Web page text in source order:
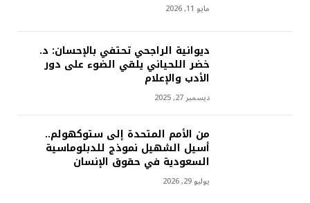
مايو 11, 2026
ديوانية الراجحي تحتفي بالإحسان: د.
خضر اللحياني يلقي الضوء على دور
الأدب والإعلام
ديسمبر 27, 2025
من الأمم المتحدة إلى ستوكهولم..
أسيل الشهيل نموذج للدبلوماسية
السعودية في حقوق الإنسان
يوليو 29, 2026